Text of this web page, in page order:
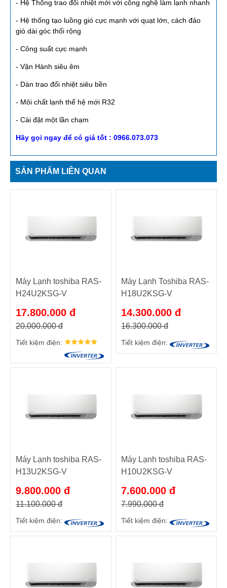
- Hệ Thống trao đổi nhiệt mới với công nghệ làm lạnh nhanh
- Hệ thống tạo luồng gió cực mạnh với quạt lớn, cách đảo
gió dài góc thổi rộng
- Công suất cực mạnh
- Vận Hành siêu êm
- Dàn trao đổi nhiệt siêu bền
- Môi chất lạnh thế hệ mới R32
- Cài đặt một lần chạm
Hãy gọi ngay để có giá tốt : 0966.073.073
SẢN PHẨM LIÊN QUAN
Máy Lạnh toshiba RAS-
H24U2KSG-V
17.800.000 đ
20.000.000 đ
Tiết kiệm điện:
Máy Lạnh Toshiba RAS-
H18U2KSG-V
14.300.000 đ
16.300.000 đ
Tiết kiệm điện:
Máy Lạnh toshiba RAS-
H13U2KSG-V
9.800.000 đ
11.100.000 đ
Tiết kiệm điện:
Máy Lạnh toshiba RAS-
H10U2KSG-V
7.600.000 đ
7.990.000 đ
Tiết kiệm điện: